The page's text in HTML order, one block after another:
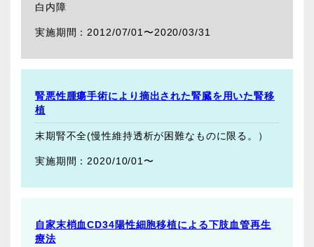
白内障
2012/07/01〜2020/03/31
腎悪性腫瘍手術により摘出された腎臓を用いた腎移
植
末期腎不全(慢性維持透析が困難なものに限る。）
2020/10/01〜
自家末梢血CD34陽性細胞移植による下肢血管再生
療法